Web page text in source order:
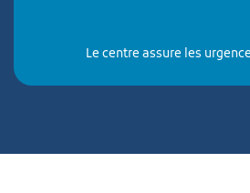
Le centre assure les